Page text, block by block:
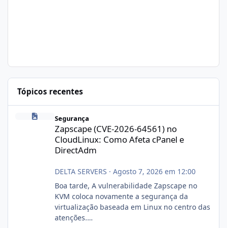
Tópicos recentes
Zapscape (CVE-2026-64561) no CloudLinux: Como Afeta cPanel
Segurança
Zapscape (CVE-2026-64561) no
CloudLinux: Como Afeta cPanel e
DirectAdm
DELTA SERVERS · Agosto 7, 2026 em 12:00
Boa tarde, A vulnerabilidade Zapscape no
KVM coloca novamente a segurança da
virtualização baseada em Linux no centro das
atenções.